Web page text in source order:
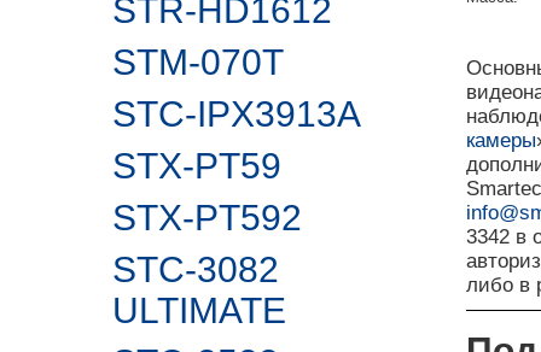
STR-HD1612
STM-070T
STC-IPX3913A
STX-PT59
STX-PT592
STC-3082
ULTIMATE
камеры
3342 в
либо в